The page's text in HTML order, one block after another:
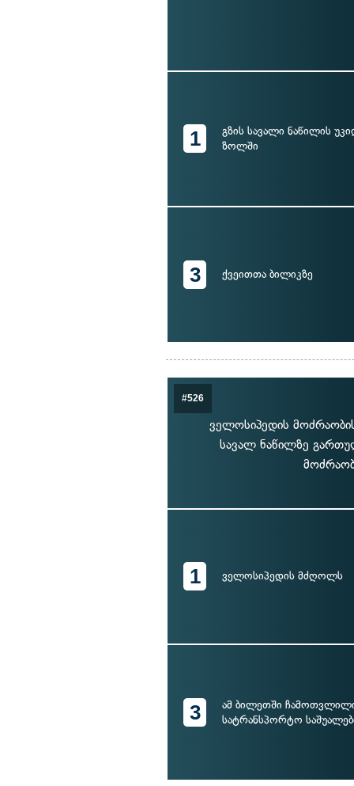
1
გზის სავალი ნაწილის
ზოლში
3 ქვეითთა ბილიკზე
#526
ველოსიპედის
სავალ ნაწილზე
1 ველოსიპედის მძღოლს
3
ამ ბილეთში
სატრანსპორტო